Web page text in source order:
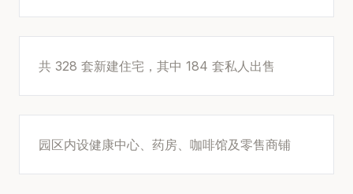
共 328 套新建住宅，其中 184 套私人出售
园区内设健康中心、药房、咖啡馆及零售商铺